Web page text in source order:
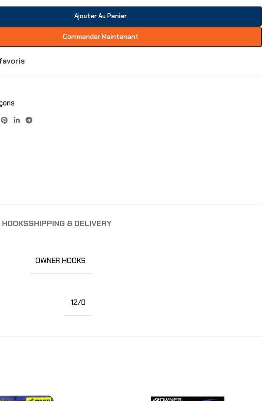
Ajouter Au Panier
Commander Maintenant
SHIPPING & DELIVERY
OWNER HOOKS
12/0